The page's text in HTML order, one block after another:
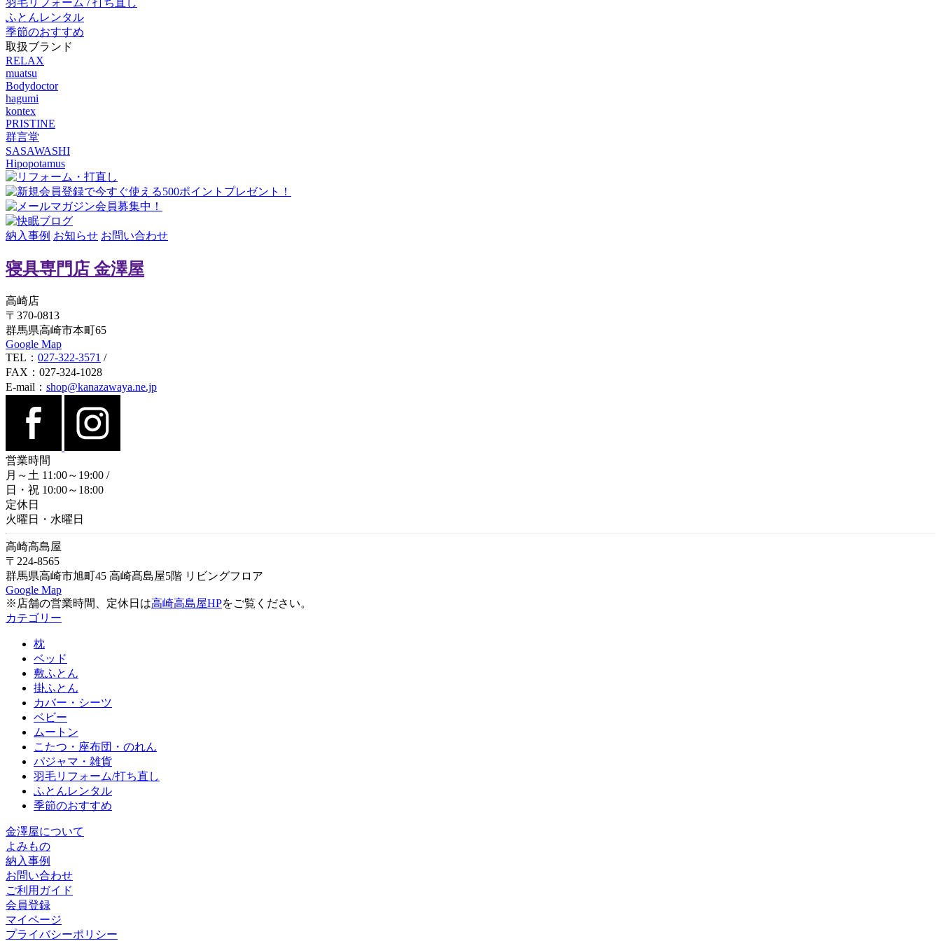
ふとんレンタル
季節のおすすめ
取扱ブランド
RELAX
muatsu
Bodydoctor
hagumi
kontex
PRISTINE
群言堂
SASAWASHI
Hipopotamus
納入事例 お知らせ お問い合わせ
寝具専門店 金澤屋
高崎店
〒370-0813
群馬県高崎市本町65
Google Map
TEL： 027-322-3571 /
FAX：027-324-1028
E-mail： shop@kanazawaya.ne.jp
営業時間
月～土 11:00～19:00 /
日・祝 10:00～18:00
定休日
火曜日・水曜日
高崎高島屋
〒224-8565
群馬県高崎市旭町45 高崎髙島屋5階 リビングフロア
Google Map
※店舗の営業時間、定休日は高崎高島屋HPをご覧ください。
カテゴリー
枕
ベッド
敷ふとん
掛ふとん
カバー・シーツ
ベビー
ムートン
こたつ・座布団・のれん
パジャマ・雑貨
羽毛リフォーム/打ち直し
ふとんレンタル
季節のおすすめ
金澤屋について
よみもの
納入事例
お問い合わせ
ご利用ガイド
会員登録
マイページ
プライバシーポリシー